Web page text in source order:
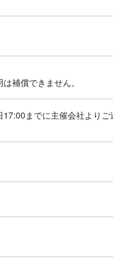
補償できません。
までに主催会社よりご